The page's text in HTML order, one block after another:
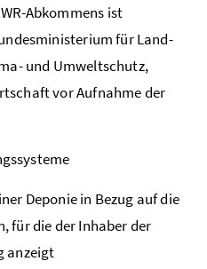
-Abkommens ist
für Land-
und Umweltschutz,
vor Aufnahme der
Deponie in Bezug auf die
für die der Inhaber der
anzeigt